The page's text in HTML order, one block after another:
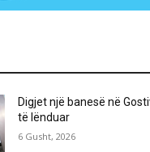
Digjet një banesë në
të lënduar
6 Gusht, 2026